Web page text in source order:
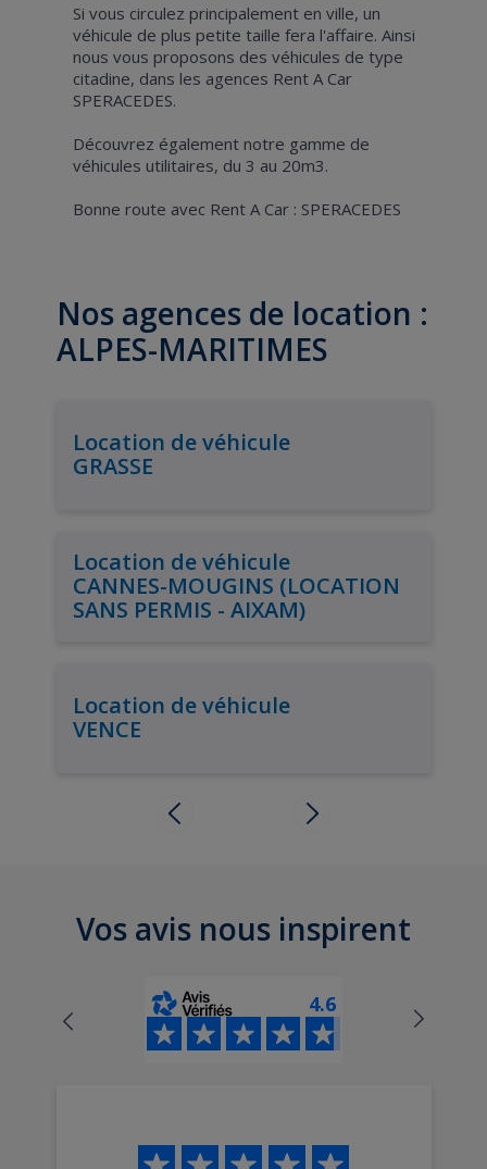
Si vous circulez principalement en ville, un
véhicule de plus petite taille fera l'affaire. Ainsi
nous vous proposons des véhicules de type
citadine, dans les agences Rent A Car
SPERACEDES.
Découvrez également notre gamme de
véhicules utilitaires, du 3 au 20m3.
Bonne route avec Rent A Car : SPERACEDES
Nos agences de location :
ALPES-MARITIMES
Location de véhicule
GRASSE
Location de véhicule
CANNES-MOUGINS (LOCATION
SANS PERMIS - AIXAM)
Location de véhicule
VENCE
Vos avis nous inspirent
4.6